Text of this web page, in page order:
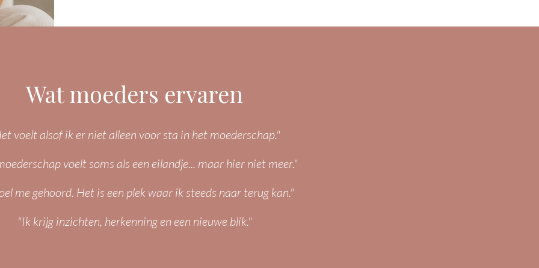
Wat moeders ervaren
voelt alsof ik er niet alleen voor sta in het moederschap."
voelt soms als een eilandje... maar hier niet meer."
me gehoord. Het is een plek waar ik steeds naar terug kan."
"Ik krijg inzichten, herkenning en een nieuwe blik."